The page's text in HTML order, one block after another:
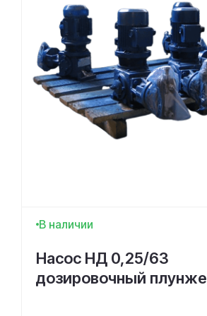
В наличии
Насос НД 0,25/63
дозировочный